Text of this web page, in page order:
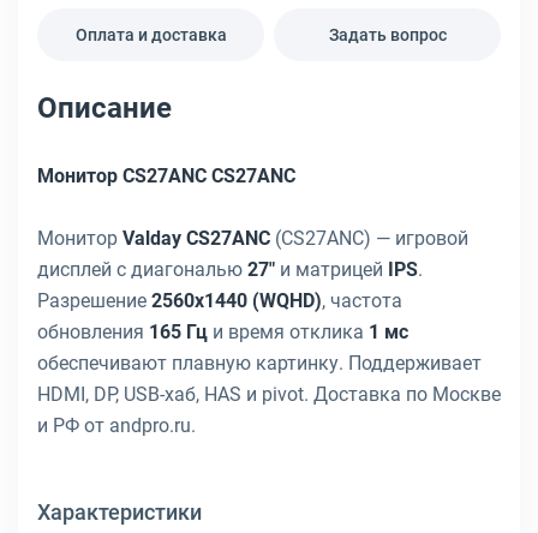
Оплата и доставка Задать вопрос
Описание
Монитор CS27ANC CS27ANC
Монитор Valday CS27ANC (CS27ANC) — игровой
дисплей с диагональю 27" и матрицей IPS.
Разрешение 2560x1440 (WQHD), частота
обновления 165 Гц и время отклика 1 мс
обеспечивают плавную картинку. Поддерживает
HDMI, DP, USB-хаб, HAS и pivot. Доставка по Москве
и РФ от andpro.ru.
Характеристики